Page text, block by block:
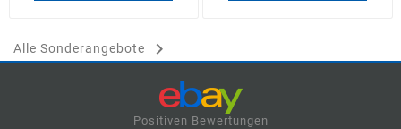
Alle Sonderangebote 
Positiven Bewertungen